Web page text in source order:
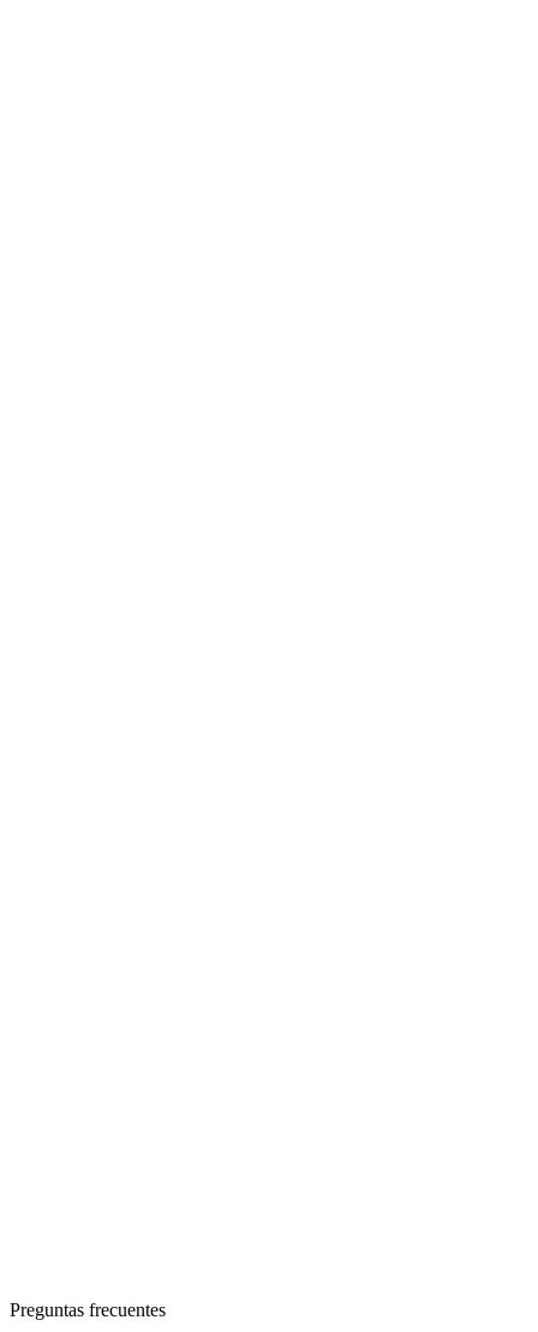
Preguntas frecuentes